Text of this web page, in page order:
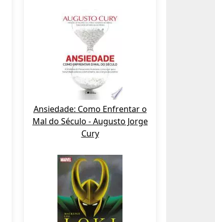
Ansiedade: Como Enfrentar o
Mal do Século - Augusto Jorge
Cury